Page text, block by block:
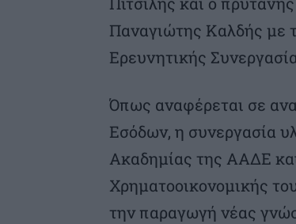
Παναγιώτης Καλδής με
Ερευνητικής
Όπως αναφέρεται σε
Εσόδων, η συνεργασία
Ακαδημίας της ΑΑΔΕ
Χρηματοοικονομικής
την παραγωγή νέας